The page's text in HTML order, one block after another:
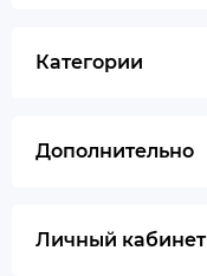
Категории
Дополнительно
Личный кабинет